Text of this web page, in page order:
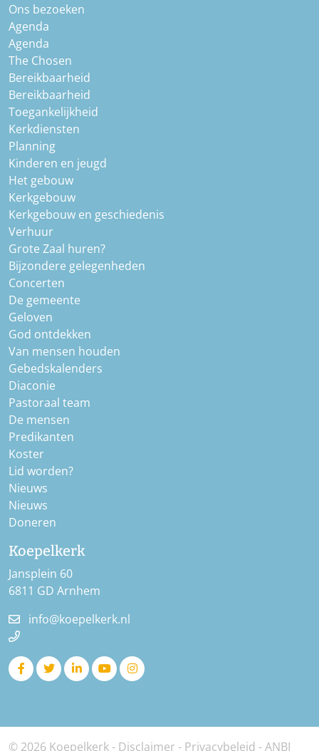
Ons bezoeken
Agenda
Agenda
The Chosen
Bereikbaarheid
Bereikbaarheid
Toegankelijkheid
Kerkdiensten
Planning
Kinderen en jeugd
Het gebouw
Kerkgebouw
Kerkgebouw en geschiedenis
Verhuur
Grote Zaal huren?
Bijzondere gelegenheden
Concerten
De gemeente
Geloven
God ontdekken
Van mensen houden
Gebedskalenders
Diaconie
Pastoraal team
De mensen
Predikanten
Koster
Lid worden?
Nieuws
Nieuws
Doneren
Koepelkerk
Jansplein 60
6811 GD Arnhem
info@koepelkerk.nl
© 2026 Koepelkerk - Disclaimer - Privacybeleid -ANBI